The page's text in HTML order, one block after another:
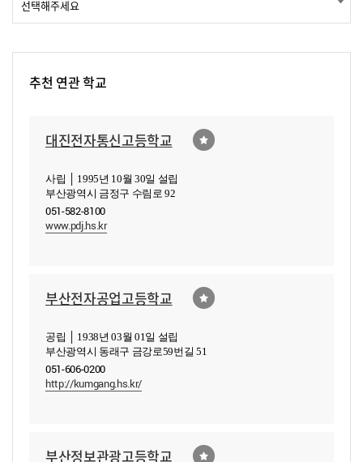
추천 연관 학교
대진전자통신고등학교
사립 │ 1995년 10월 30일 설립
부산광역시 금정구 수림로 92
051-582-8100
www.pdj.hs.kr
부산전자공업고등학교
공립 │ 1938년 03월 01일 설립
부산광역시 동래구 금강로59번길 51
051-606-0200
http://kumgang.hs.kr/
부산정보관광고등학교